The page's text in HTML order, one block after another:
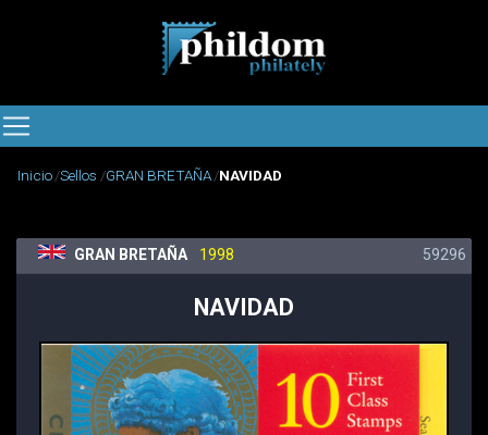
Inicio Sellos GRAN BRETAÑA NAVIDAD
GRAN BRETAÑA 1998 59296
NAVIDAD